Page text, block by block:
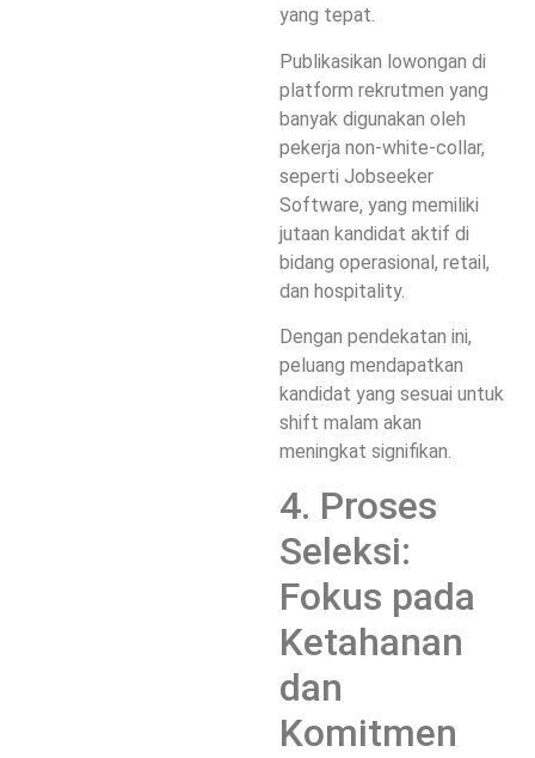
yang tepat.
Publikasikan lowongan di
platform rekrutmen yang
banyak digunakan oleh
pekerja non-white-collar,
seperti Jobseeker
Software, yang memiliki
jutaan kandidat aktif di
bidang operasional, retail,
dan hospitality.
Dengan pendekatan ini,
peluang mendapatkan
kandidat yang sesuai untuk
shift malam akan
meningkat signifikan.
4. Proses
Seleksi:
Fokus pada
Ketahanan
dan
Komitmen